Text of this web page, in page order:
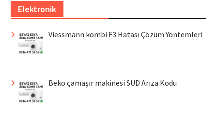
Elektronik
Viessmann kombi F3 Hatası Çözüm Yöntemleri
Beko çamaşır makinesi SUD Arıza Kodu